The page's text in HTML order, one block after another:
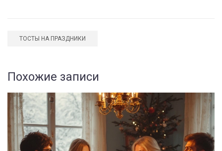
ТОСТЫ НА ПРАЗДНИКИ
Похожие записи